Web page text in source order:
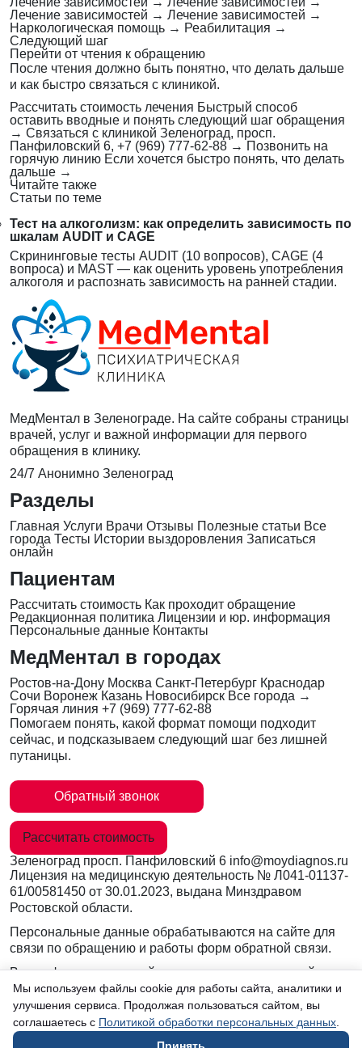
Лечение зависимостей → Лечение зависимостей →
Наркологическая помощь → Реабилитация →
Следующий шаг
Перейти от чтения к обращению
После чтения должно быть понятно, что делать дальше
и как быстро связаться с клиникой.
Рассчитать стоимость лечения Быстрый способ
оставить вводные и понять следующий шаг обращения
→ Связаться с клиникой Зеленоград, просп.
Панфиловский 6, +7 (969) 777-62-88 → Позвонить на
горячую линию Если хочется быстро понять, что делать
дальше →
Читайте также
Статьи по теме
Тест на алкоголизм: как определить зависимость по
шкалам AUDIT и CAGE
Скрининговые тесты AUDIT (10 вопросов), CAGE (4
вопроса) и MAST — как оценить уровень употребления
алкоголя и распознать зависимость на ранней стадии.
МедМентал в Зеленограде. На сайте собраны страницы
врачей, услуг и важной информации для первого
обращения в клинику.
24/7 Анонимно Зеленоград
Разделы
Главная Услуги Врачи Отзывы Полезные статьи Все
города Тесты Истории выздоровления Записаться
онлайн
Пациентам
Рассчитать стоимость Как проходит обращение
Редакционная политика Лицензии и юр. информация
Персональные данные Контакты
МедМентал в городах
Ростов-на-Дону Москва Санкт-Петербург Краснодар
Сочи Воронеж Казань Новосибирск Все города →
Горячая линия +7 (969) 777-62-88
Помогаем понять, какой формат помощи подходит
сейчас, и подсказываем следующий шаг без лишней
путаницы.
Обратный звонок
Рассчитать стоимость
Зеленоград просп. Панфиловский 6 info@moydiagnos.ru
Лицензия на медицинскую деятельность № Л041-01137-
61/00581450 от 30.01.2023, выдана Минздравом
Ростовской области.
Персональные данные обрабатываются на сайте для
связи по обращению и работы форм обратной связи.
Вся информация на сайте носит ознакомительный
характер и не заменяет очную консультацию врача.
Консультации по телефону и в мессенджерах не
являются медицинской услугой.
Мы используем файлы cookie для работы сайта, аналитики и
улучшения сервиса. Продолжая пользоваться сайтом, вы
соглашаетесь с Политикой обработки персональных данных